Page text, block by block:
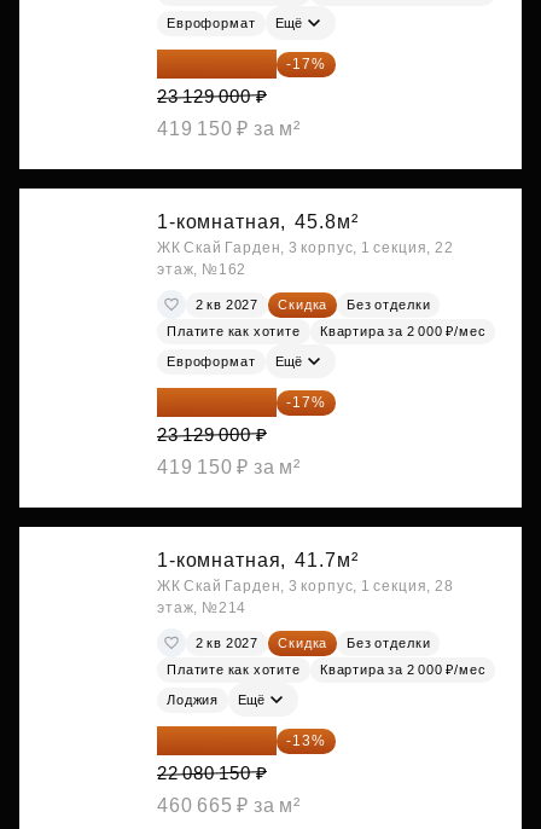
Евроформат Ещё
19 197 070 ₽ -17%
23 129 000 ₽
419 150 ₽ за м²
1-комнатная, 45.8м²
ЖК Скай Гарден, 3 корпус, 1 секция, 22
этаж, №162
2 кв 2027 Скидка
Без отделки
Платите как хотите
Квартира за 2 000 ₽/мес
Евроформат Ещё
19 197 070 ₽ -17%
23 129 000 ₽
419 150 ₽ за м²
1-комнатная, 41.7м²
ЖК Скай Гарден, 3 корпус, 1 секция, 28
этаж, №214
2 кв 2027 Скидка
Без отделки
Платите как хотите
Квартира за 2 000 ₽/мес
Лоджия Ещё
19 209 731 ₽ -13%
22 080 150 ₽
460 665 ₽ за м²